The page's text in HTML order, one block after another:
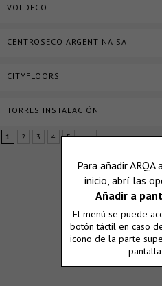
VOLDECO
CENTROSECO ARGENTINA SA
CITYFLOORS
TORRES INSTALACIÓN
1 2 3 4 5 ... »